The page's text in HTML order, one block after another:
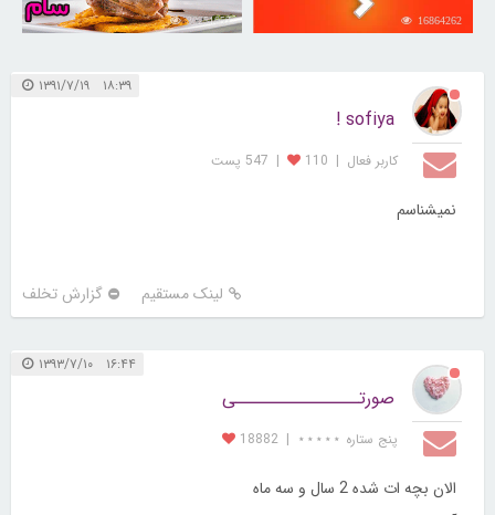
16864262
30251057
۱۸:۳۹ ۱۳۹۱/۷/۱۹
sofiya !
کاربر فعال |
110
| 547 پست
نمیشناسم
لینک مستقیم گزارش تخلف
۱۶:۴۴ ۱۳۹۳/۷/۱۰
صورتــــــــــــــــی
پنج ستاره ⋆⋆⋆⋆⋆ |
18882
الان بچه ات شده 2 سال و سه ماه